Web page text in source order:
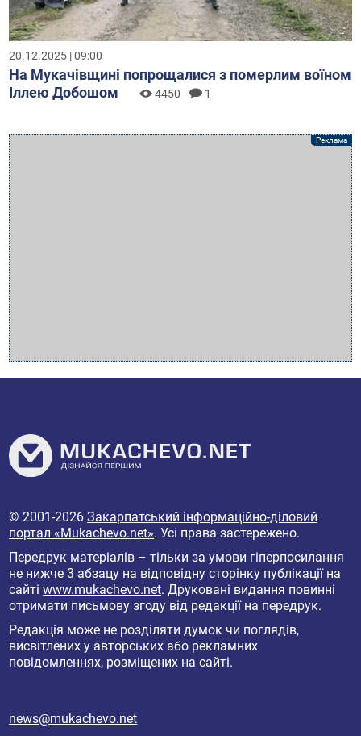
20.12.2025 | 09:00
На Мукачівщині попрощалися з померлим воїном
Іллею Добошом
4450 1
© 2001-2026Закарпатський інформаційно-діловий
портал «Mukachevo.net». Усі права застережено.
Передрук матеріалів – тільки за умови гіперпосилання
не нижче 3 абзацу на відповідну сторінку публікації на
сайтіwww.mukachevo.net. Друковані видання повинні
отримати письмову згоду від редакції на передрук.
Редакція може не розділяти думок чи поглядів,
висвітлених у авторських або рекламних
повідомленнях, розміщених на сайті.
news@mukachevo.net